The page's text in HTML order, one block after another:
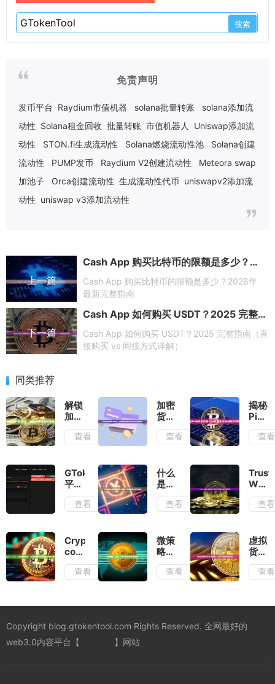
免责声明
发币平台 Raydium市值机器 solana批量转账
solana添加流
动性 Solana租金回收 批量转账 市值机器人
Uniswap添加流
动性
STON.fi生成流动性 Solana燃烧流动性池
Solana创建
流动性
PUMP发币 Raydium V2创建流动性
Meteora swap
加池子
Orca创建流动性 生成流动性代币 uniswapv2添加流
动性 uniswap v3添加流动性
上一篇
Cash App 购买比特币的限额是多少？2026年最新完整指南
Cash App 购买比特币的限额是多少？2026年
最新完整指南
下一篇
Cash App 如何购买 USDT？2025 完整指南（直接购买 vs 间接方式详解）
Cash App 如何购买 USDT？2025 完整指南（直
接购买 vs 间接方式详解）
同类推荐
解锁
加密
资产
新用
解析
虚拟
货币
信用
卡
查看
加密
货币
需要
交税
解析
您的
义务
与合
南
查看
揭秘
Pi币
共识
意志
与市
场现
实的
博弈
查看
GTokenTool
平台
重磅
推出
值机
器
每秒
100
易速
全面
赋能
DeFi
查看
什么
是
Upbit
加密
所？
全面
解析
与操
作教
查看
Trust
安全
吗？
极安
全评
使用
指南
查看
Crypto
com
入金
完整
从注
购买
加密
的详
查看
微策
略：
定
义、
用全
析
查看
虚拟
货币
购买
完全
从入
查看
Copyright blog.gtokentool.com Rights Reserved. 全网最好的
web3.0内容平台【
】网站